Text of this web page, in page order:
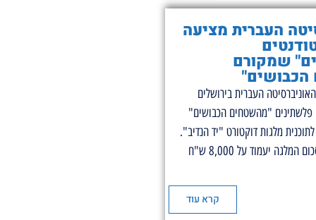
העברית מציעה
שמקורם
העברית בירושלים
פלשתינים "מהשטחים הכבושים"
מלגות דוקטורט "יד הנדיב".
על פי המסמך, סכום המלגה יעמוד על 8,000 ש"ח
קרא עוד